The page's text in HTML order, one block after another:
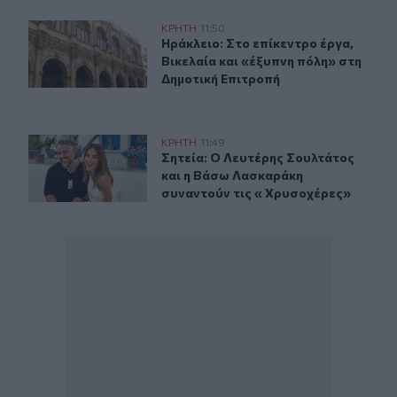
Ηράκλειο: Συνεδριάζει την Τρίτη η Δημοτική Επιτροπή -
ΚΡΗΤΗ 11:50
Ηράκλειο: Στο επίκεντρο έργα,
Ηράκλειο: Στο επίκεντρο έργα,
Βικελαία και «έξυπνη πόλη» στη
Δημοτική Επιτροπή
Σητεία: Ο Λευτέρης Σουλτάτος και η Βάσω Λασκαράκη
ΚΡΗΤΗ 11:49
Σητεία: Ο Λευτέρης Σουλτάτος
Σητεία: Ο Λευτέρης Σουλτάτος
και η Βάσω Λασκαράκη
συναντούν τις « Χρυσοχέρες»